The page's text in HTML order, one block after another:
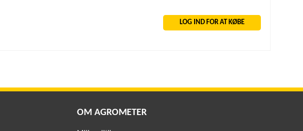
LOG IND FOR AT KØBE
OM AGROMETER